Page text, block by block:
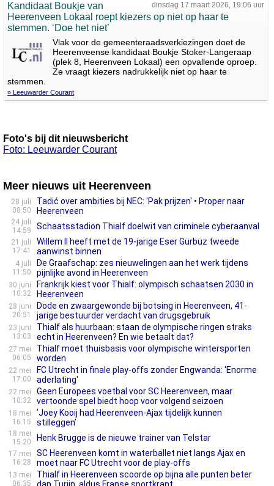
dinsdag 17 maart 2026, 19:06 uur
Kandidaat Boukje van
Heerenveen Lokaal roept kiezers op niet op haar te
stemmen. ‘Doe het niet’
Vlak voor de gemeenteraadsverkiezingen doet de
Heerenveense kandidaat Boukje Stoker-Langeraap
(plek 8, Heerenveen Lokaal) een opvallende oproep.
Ze vraagt kiezers nadrukkelijk niet op haar te
stemmen.
» Leeuwarder Courant
Foto's bij dit nieuwsbericht
Foto: Leeuwarder Courant
Meer nieuws uit Heerenveen
28 juli
08:50
Tadić over ambities bij NEC: 'Pak prijzen' • Proper naar
Heerenveen
24 juli
14:59
Schaatsstadion Thialf doelwit van criminele cyberaanval
21 juli
17:41
Willem II heeft met de 19-jarige Eser Gürbüz tweede
aanwinst binnen
4 juli
11:50
De Graafschap: zes nieuwelingen aan het werk tijdens
pijnlijke avond in Heerenveen
30 juni
10:32
Frankrijk kiest voor Thialf: olympisch schaatsen 2030 in
Heerenveen
28 juni
20:51
Dode en zwaargewonde bij botsing in Heerenveen, 41-
jarige bestuurder verdacht van drugsgebruik
23 juni
13:03
Thialf als huurbaan: staan de olympische ringen straks
echt in Heerenveen? En wie betaalt dat?
27 mei
06:05
Thialf moet thuisbasis voor olympische wintersporten
worden
22 mei
17:00
FC Utrecht in finale play-offs zonder Engwanda: 'Enorme
aderlating'
22 mei
10:32
Geen Europees voetbal voor SC Heerenveen, maar
vertoonde spel biedt hoop voor volgend seizoen
18 mei
16:15
’Joey Kooij had Heerenveen-Ajax tijdelijk kunnen
stilleggen’
18 mei
15:20
Henk Brugge is de nieuwe trainer van Telstar
17 mei
16:28
SC Heerenveen komt in waterballet niet langs Ajax en
moet naar FC Utrecht voor de play-offs
13 mei
06:35
Thialf in Heerenveen scoorde op bijna alle punten beter